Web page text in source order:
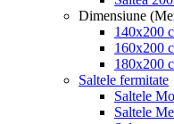
Dimensiune
140x200
160x200
180x200
Saltele fermitate
Saltele
Saltele